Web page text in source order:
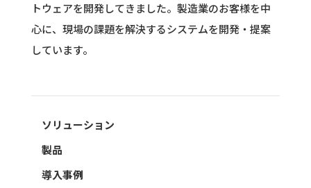
トウェアを開発してきました。 製造業のお客様を中
心に、現場の課題を解決するシステムを開発・提案
しています。
ソリューション
製品
導入事例